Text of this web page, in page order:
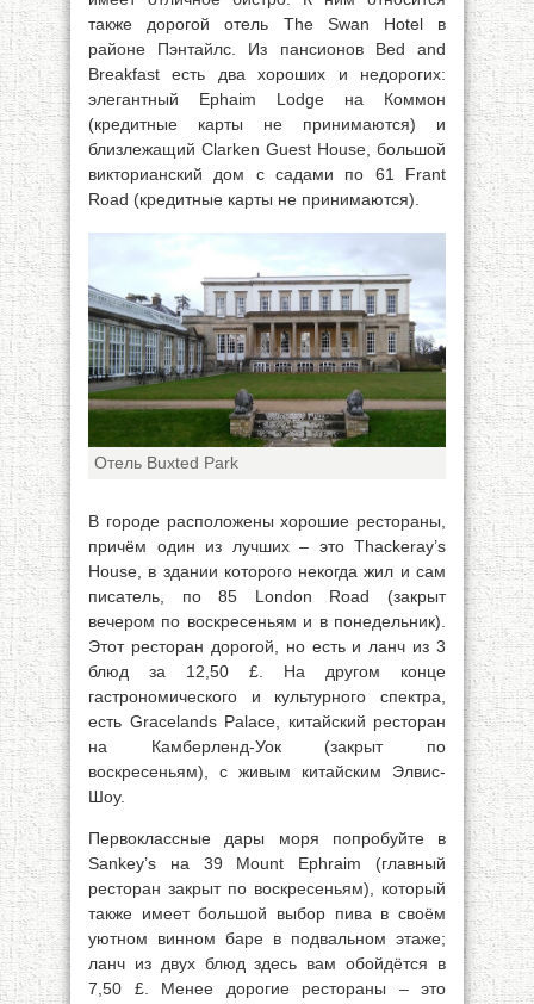
также дорогой отель The Swan Hotel в
районе Пэнтайлс. Из пансионов Bed and
Breakfast есть два хороших и недорогих:
элегантный Ephaim Lodge на Коммон
(кредитные карты не принимаются) и
близлежащий Clarken Guest House, большой
викторианский дом с садами по 61 Frant
Road (кредитные карты не принимаются).
Отель Buxted Park
В городе расположены хорошие рестораны,
причём один из лучших – это Thackeray’s
House, в здании которого некогда жил и сам
писатель, по 85 London Road (закрыт
вечером по воскресеньям и в понедельник).
Этот ресторан дорогой, но есть и ланч из 3
блюд за 12,50 £. На другом конце
гастрономического и культурного спектра,
есть Gracelands Palace, китайский ресторан
на Камберленд-Уок (закрыт по
воскресеньям), с живым китайским Элвис-
Шоу.
Первоклассные дары моря попробуйте в
Sankey’s на 39 Mount Ephraim (главный
ресторан закрыт по воскресеньям), который
также имеет большой выбор пива в своём
уютном винном баре в подвальном этаже;
ланч из двух блюд здесь вам обойдётся в
7,50 £. Менее дорогие рестораны – это